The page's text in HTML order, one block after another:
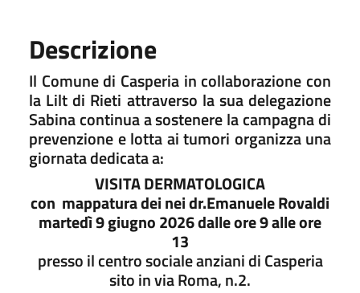
Descrizione
Il Comune di Casperia in collaborazione con
la Lilt di Rieti attraverso la sua delegazione
Sabina continua a sostenere la campagna di
prevenzione e lotta ai tumori organizza una
giornata dedicata a:
VISITA DERMATOLOGICA
con mappatura dei neidr.Emanuele Rovaldi
martedì 9 giugno 2026 dalle ore 9 alle ore
13
presso il centro sociale anziani di Casperia
sito in via Roma, n.2.